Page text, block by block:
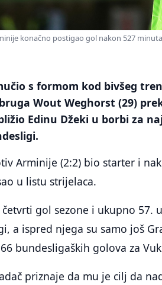
konačno postigao gol nakon 527 minuta
s formom kod bivšeg
Wout Weghorst (29)
Edinu Džeki u borbi za
Arminije (2:2) bio starter i
u listu strijelaca.
gol sezone i ukupno 57.
a ispred njega su samo još
bundesligaških golova za
priznaje da mu je cilj da